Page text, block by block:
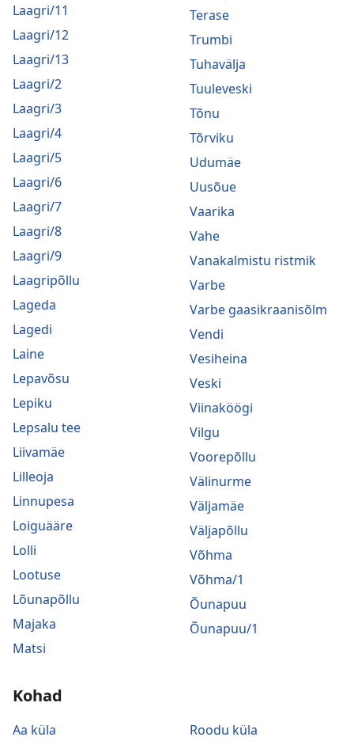
Laagri/11
Laagri/12
Laagri/13
Laagri/2
Laagri/3
Laagri/4
Laagri/5
Laagri/6
Laagri/7
Laagri/8
Laagri/9
Laagripõllu
Lageda
Lagedi
Laine
Lepavõsu
Lepiku
Lepsalu tee
Liivamäe
Lilleoja
Linnupesa
Loiguääre
Lolli
Lootuse
Lõunapõllu
Majaka
Matsi
Terase
Trumbi
Tuhavälja
Tuuleveski
Tõnu
Tõrviku
Udumäe
Uusõue
Vaarika
Vahe
Vanakalmistu ristmik
Varbe
Varbe gaasikraanisõlm
Vendi
Vesiheina
Veski
Viinaköögi
Vilgu
Voorepõllu
Välinurme
Väljamäe
Väljapõllu
Võhma
Võhma/1
Õunapuu
Õunapuu/1
Kohad
Aa küla Roodu küla